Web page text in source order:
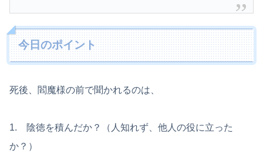
今日のポイント
死後、閻魔様の前で聞かれるのは、
1. 陰徳を積んだか？（人知れず、他人の役に立った
か？）